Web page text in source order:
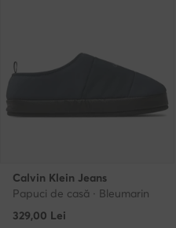
Calvin Klein Jeans
Papuci de casă · Bleumarin
329,00 Lei